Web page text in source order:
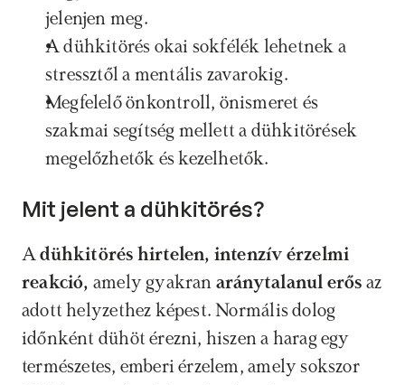
jelenjen meg.
A dühkitörés okai sokfélék lehetnek a
stressztől a mentális zavarokig.
Megfelelő önkontroll, önismeret és
szakmai segítség mellett a dühkitörések
megelőzhetők és kezelhetők.
Mit jelent a dühkitörés?
A dühkitörés hirtelen, intenzív érzelmi
reakció, amely gyakran aránytalanul erős az
adott helyzethez képest. Normális dolog
időnként dühöt érezni, hiszen a harag egy
természetes, emberi érzelem, amely sokszor